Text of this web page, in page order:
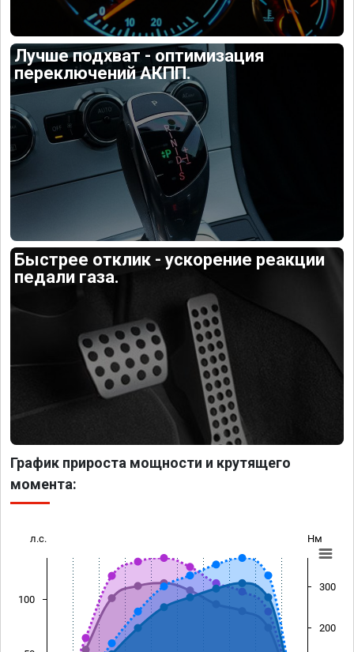
Лучше подхват - оптимизация
переключений АКПП.
Быстрее отклик - ускорение реакции
педали газа.
График прироста мощности и крутящего
момента:
л.с. Нм
100
200
300